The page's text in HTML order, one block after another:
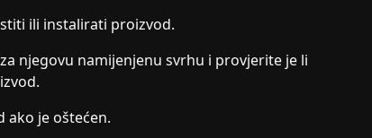
ili instalirati proizvod.
njegovu namijenjenu svrhu i provjerite je li
je oštećen.